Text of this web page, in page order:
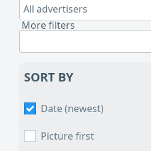
All advertisers
More filters
SORT BY
Date (newest)
Picture first